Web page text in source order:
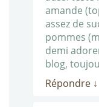
amande
assez de
pommes
demi
blog,
Répondre ↓